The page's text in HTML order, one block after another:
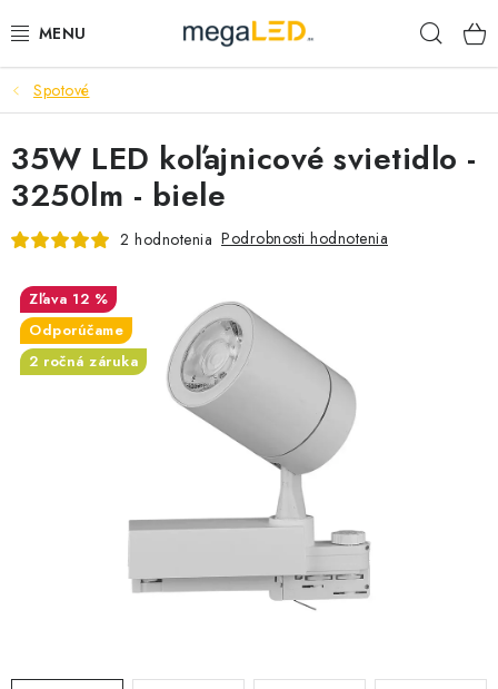
na
PRIEMYSEL
SVIETIDLÁ
ŽIAROVKY A TRUBICE
ELEKTROMATERIÁL
OBCHODNÉ PODMIENKY
Spotové
35W LED koľajnicové svietidlo -
3250lm - biele
2 hodnotenia Podrobnosti hodnotenia
12 %
Odporúčame
2 ročná záruka